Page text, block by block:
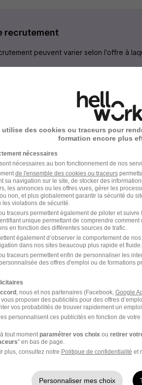
recrutement
peuvent varier selon l'offre à
est retenu, vous serez rappelé par un
ensuite un entretien dans
INDUSTRIE en images
utilise des cookies ou traceurs pour
formation encore plus
nécessaires
nécessaires au bon fonctionnement de nos
de l'ensemble des cookies ou traceurs
sa navigation sur le site, de stocker des
les annonces ou les offres vues, gérer les
non, et plus globalement garantir la sécurité du
violations de sécurité.
traceurs permettent également de piloter et
unique permettant de comprendre
en fonction des différentes sources de trafic.
également d’observer le comportement de
dans nos sites beaucoup plus rapide et fluide.
traceurs permettent enfin de personnaliser les
des offres d'emploi ou de formations
, nous et nos partenaires (Facebook, Google
proposer des publicités pour des offres
vos probabilités de trouver rapidement un
personnalisent ces publicités en fonction de
tout moment paramétrer vos choix ou retirer
" en bas de page.
plus, consultez notre Politique de confidentialité et
Personnaliser mes choix